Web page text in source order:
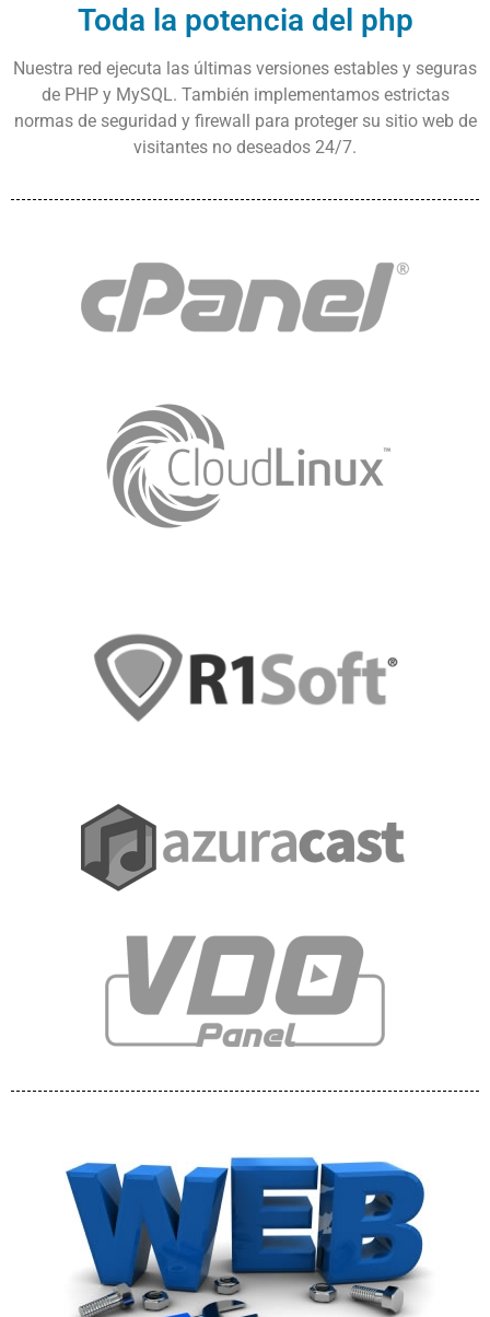
Toda la potencia del php
Nuestra red ejecuta las últimas versiones estables y seguras
de PHP y MySQL. También implementamos estrictas
normas de seguridad y firewall para proteger su sitio web de
visitantes no deseados 24/7.